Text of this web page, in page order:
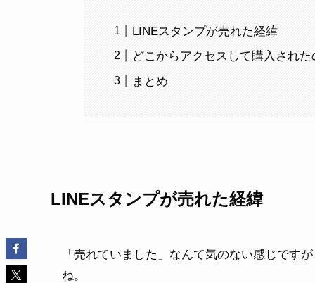
LINEスタンプが売れた経緯
どこからアクセスして購入された
まとめ
LINEスタンプが売れた経緯
「売れていました」なんて気のない感じです
ね。